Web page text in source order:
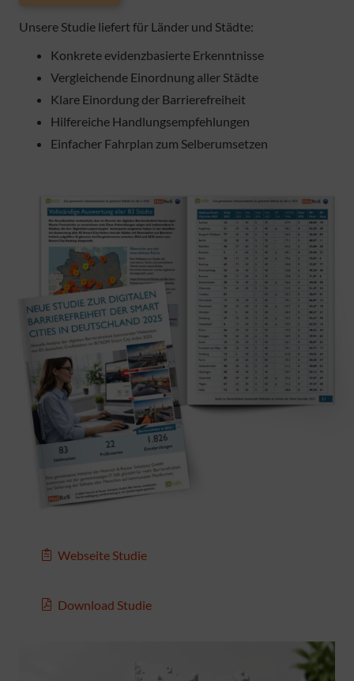
Unsere Studie liefert für Länder und Städte:
Konkrete evidenzbasierte Erkenntnisse
Vergleichende Einordnung aller Städte
Klare Einordung der Barrierefreiheit
Hilfereiche Handlungsempfehlungen
Einfacher Fahrplan zum Selberumsetzen
Webseite Studie
Download Studie